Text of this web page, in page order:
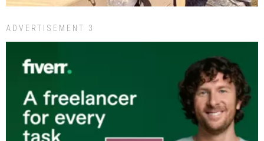
ADVERTISEMENT 3